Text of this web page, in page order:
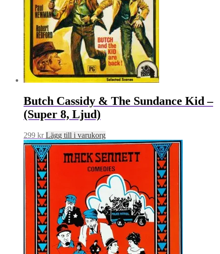
Butch Cassidy & The Sundance Kid –
(Super 8, Ljud)
299 kr Lägg till i varukorg